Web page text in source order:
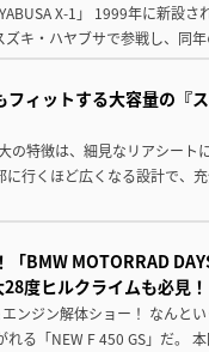
X-1」 1999年に新設さ
ズキ・ハヤブサで参戦し、同
ィットする大容量の『
の特徴は、細見なリアシート
行くほど広くなる設計で、
BMW MOTORRAD
度ヒルクライムも必見！
ンジン解体ショー！ なんと
れる「NEW F 450 GS」だ。